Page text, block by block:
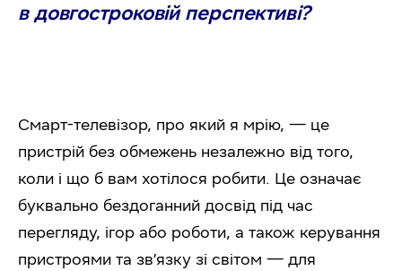
в довгостроковій перспективі?
Смарт-телевізор, про який я мрію, — це
пристрій без обмежень незалежно від того,
коли і що б вам хотілося робити. Це означає
буквально бездоганний досвід під час
перегляду, ігор або роботи, а також керування
пристроями та зв’язку зі світом — для